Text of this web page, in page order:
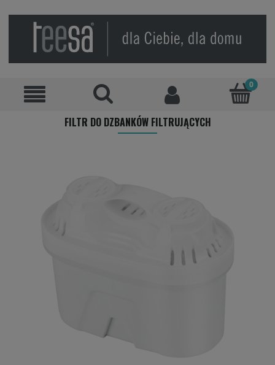
FILTR DO DZBANKÓW FILTRUJĄCYCH